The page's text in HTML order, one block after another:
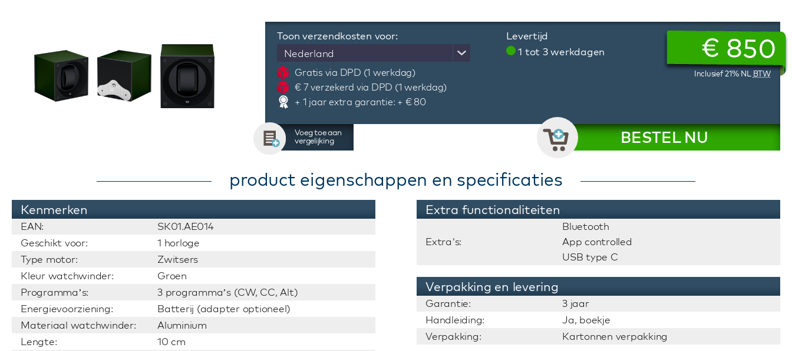
Toon verzendkosten voor:
Nederland
Gratis via DPD (1 werkdag)
€ 7 verzekerd via DPD (1 werkdag)
+ 1 jaar extra garantie: + € 80
Levertijd
1 tot 3 werkdagen
€ 850
Inclusief 21% NL BTW
Voeg toe aan
vergelijking
BESTEL NU
product eigenschappen en specificaties
Kenmerken
EAN:
SK01.AE014
Geschikt voor:
1 horloge
Type motor:
Zwitsers
Kleur watchwinder:
Groen
Programma’s:
3 programma’s (CW, CC, Alt)
Energievoorziening:
Batterij (adapter optioneel)
Materiaal watchwinder:
Aluminium
Lengte:
10 cm
Extra functionaliteiten
Extra's:
Bluetooth
App controlled
USB type C
Verpakking en levering
Garantie:
3 jaar
Handleiding:
Ja, boekje
Verpakking:
Kartonnen verpakking